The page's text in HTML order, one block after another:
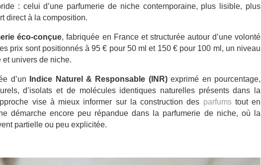
: celui d’une parfumerie de niche contemporaine, plus lisible, plus
direct à la composition.
éco-conçue, fabriquée en France et structurée autour d’une volonté
prix sont positionnés à 95 € pour 50 ml et 150 € pour 100 ml, un niveau
univers de niche.
d’un Indice Naturel & Responsable (INR)exprimé en pourcentage,
d’isolats et de molécules identiques naturelles présents dans la
vise à mieux informer sur la construction des parfumstout en
démarche encore peu répandue dans la parfumerie de niche, où la
partielle ou peu explicitée.